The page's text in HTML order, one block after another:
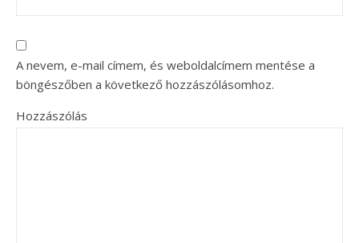
A nevem, e-mail címem, és weboldalcímem mentése a
böngészőben a következő hozzászólásomhoz.
Hozzászólás